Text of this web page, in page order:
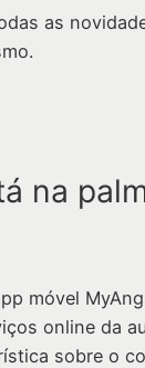
as
na
móvel
online da
sobre o